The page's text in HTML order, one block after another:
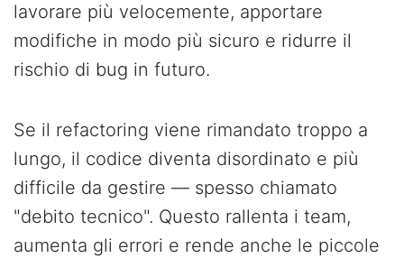
lavorare più velocemente, apportare
modifiche in modo più sicuro e ridurre il
rischio di bug in futuro.
Se il refactoring viene rimandato troppo a
lungo, il codice diventa disordinato e più
difficile da gestire — spesso chiamato
"debito tecnico". Questo rallenta i team,
aumenta gli errori e rende anche le piccole